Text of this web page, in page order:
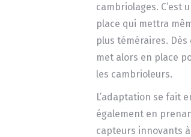
cambriolages. C’est
place qui mettra
plus téméraires.
met alors en place
les cambrioleurs.
L’adaptation se fait
également en
capteurs innovants